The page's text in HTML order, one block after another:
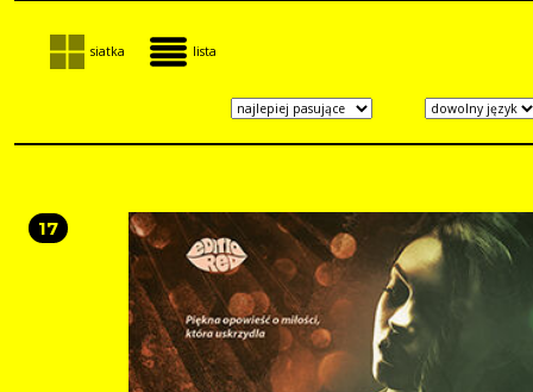
siatka lista
17